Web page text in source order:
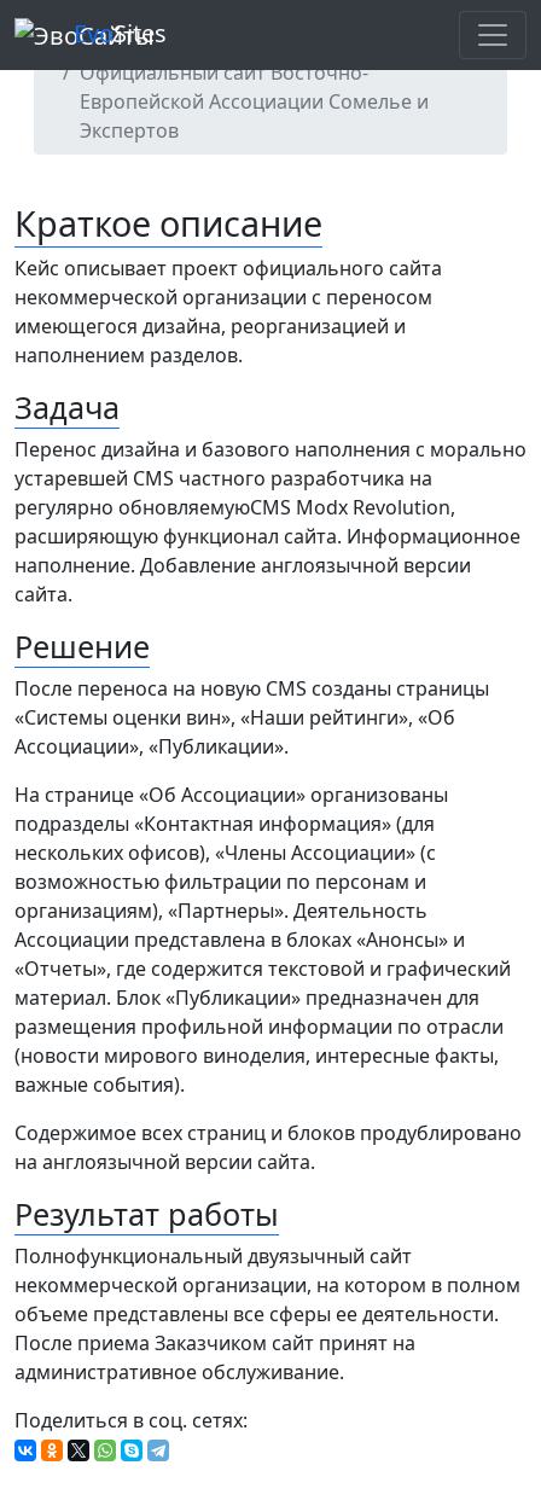
EvoSites
Главная
Портфолио
Официальный сайт Восточно-
Европейской Ассоциации Сомелье и
Экспертов
Краткое описание
Кейс описывает проект официального сайта
некоммерческой организации с переносом
имеющегося дизайна, реорганизацией и
наполнением разделов.
Задача
Перенос дизайна и базового наполнения с морально
устаревшей CMS частного разработчика на
регулярно обновляемуюCMS Modx Revolution,
расширяющую функционал сайта. Информационное
наполнение. Добавление англоязычной версии
сайта.
Решение
После переноса на новую CMS созданы страницы
«Системы оценки вин», «Наши рейтинги», «Об
Ассоциации», «Публикации».
На странице «Об Ассоциации» организованы
подразделы «Контактная информация» (для
нескольких офисов), «Члены Ассоциации» (с
возможностью фильтрации по персонам и
организациям), «Партнеры». Деятельность
Ассоциации представлена в блоках «Анонсы» и
«Отчеты», где содержится текстовой и графический
материал. Блок «Публикации» предназначен для
размещения профильной информации по отрасли
(новости мирового виноделия, интересные факты,
важные события).
Содержимое всех страниц и блоков продублировано
на англоязычной версии сайта.
Результат работы
Полнофункциональный двуязычный сайт
некоммерческой организации, на котором в полном
объеме представлены все сферы ее деятельности.
После приема Заказчиком сайт принят на
административное обслуживание.
Поделиться в соц. сетях: